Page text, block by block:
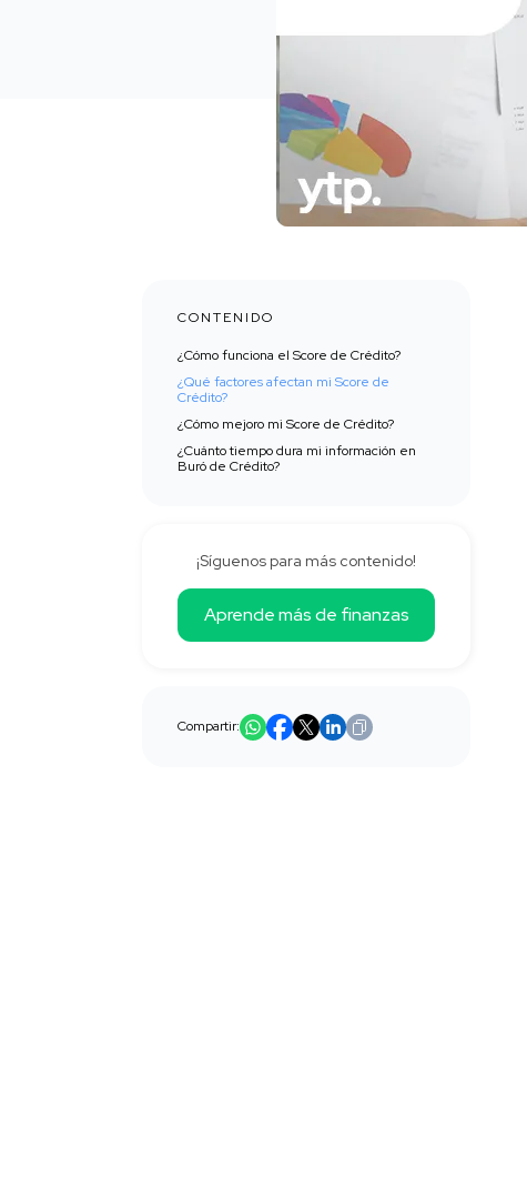
CONTENIDO
¿Cómo funciona el Score de Crédito?
¿Qué factores afectan mi Score de
Crédito?
¿Cómo mejoro mi Score de Crédito?
¿Cuánto tiempo dura mi información en
Buró de Crédito?
¡Síguenos para más contenido!
Aprende más de finanzas
Compartir: